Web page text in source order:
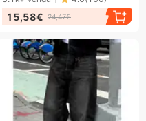
15,58€ 24,47€